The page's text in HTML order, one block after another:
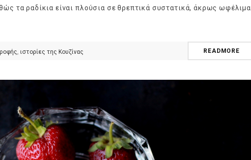
τα ραδίκια είναι πλούσια σε θρεπτικά συστατικά, άκρως ωφέλιμα
, ιστορίες της Κουζίνας READMORE